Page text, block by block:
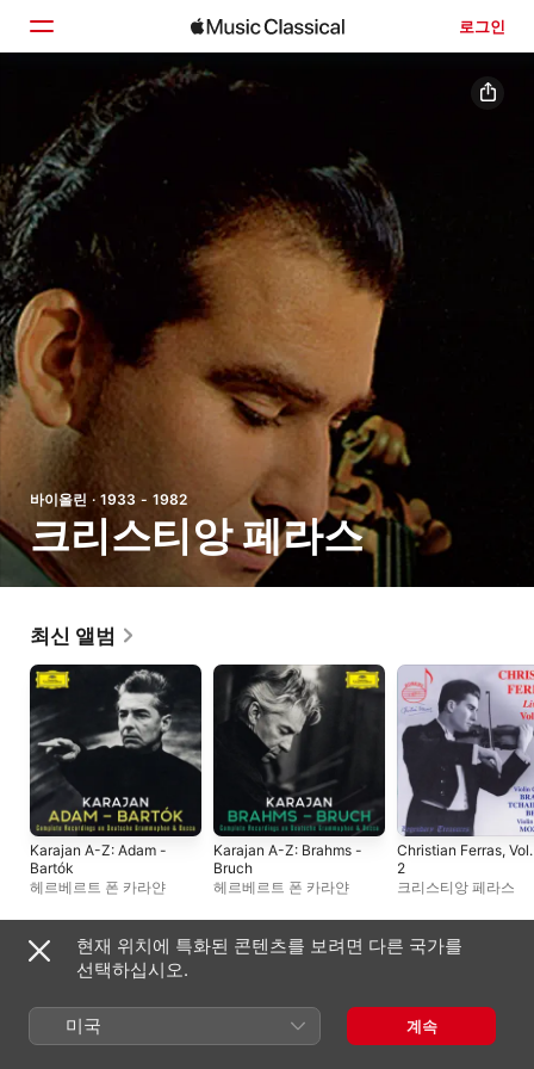
로그인
홈
둘러보기
바이올린 · 1933 - 1982
크리스티앙 페라스
최신 앨범
Karajan A-Z: Adam -
Bartók
헤르베르트 폰 카라얀
Karajan A-Z: Brahms -
Bruch
헤르베르트 폰 카라얀
Christian Ferras, Vol.
2
크리스티앙 페라스
라이브 앨범
현재 위치에 특화된 콘텐츠를 보려면 다른 국가를
선택하십시오.
미국 계속